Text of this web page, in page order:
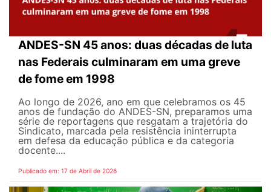
ANDES-SN 45 anos: duas décadas de luta
nas Federais culminaram em uma greve
de fome em 1998
Ao longo de 2026, ano em que celebramos os 45
anos de fundação do ANDES-SN, preparamos uma
série de reportagens que resgatam a trajetória do
Sindicato, marcada pela resistência ininterrupta
em defesa da educação pública e da categoria
docente....
Publicado em: 17 de Abril de 2026